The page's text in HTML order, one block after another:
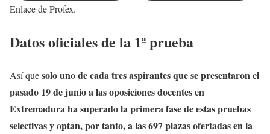
Enlace de Profex.
Datos oficiales de la 1ª prueba
Así quesolo uno de cada tres aspirantes que se presentaron el
pasado 19 de junio a las oposiciones docentes en
Extremadura ha superado la primera fase de estas pruebas
selectivas y optan, por tanto, a las 697 plazas ofertadas en la